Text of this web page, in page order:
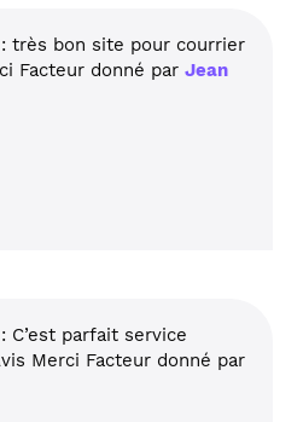
: très bon site pour courrier
Facteur donné par Jean
: C’est parfait service
Merci Facteur donné par